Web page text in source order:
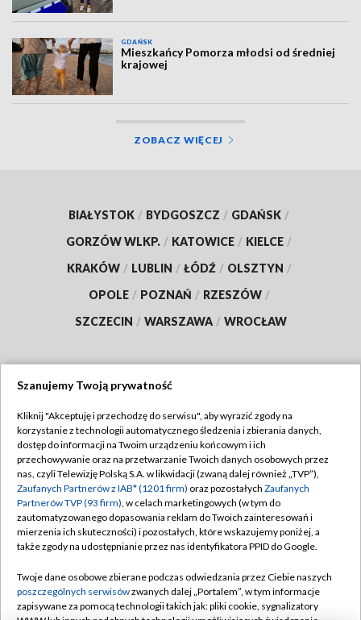
GDAŃSK
Mieszkańcy Pomorza młodsi od średniej
krajowej
ZOBACZ WIĘCEJ
BIAŁYSTOK / BYDGOSZCZ / GDAŃSK /
GORZÓW WLKP. / KATOWICE / KIELCE /
KRAKÓW / LUBLIN / ŁÓDŹ / OLSZTYN /
OPOLE / POZNAŃ / RZESZÓW /
SZCZECIN / WARSZAWA / WROCŁAW
TVP
Abonament TVP
Emisja w TVP
Centrum informacji TVP
Naziemna Telewizja Cyfrowa
Rada Programowa
System NOS
Regulamin TVP
Polityka prywatności
Moje zgody
Pomoc
Kontakt
Szanujemy Twoją prywatność
Kliknij "Akceptuję i przechodzę do serwisu", aby wyrazić zgody na
korzystanie z technologii automatycznego śledzenia i zbierania danych,
dostęp do informacji na Twoim urządzeniu końcowym i ich
przechowywanie oraz na przetwarzanie Twoich danych osobowych przez
nas, czyli Telewizję Polską S.A. w likwidacji (zwaną dalej również „TVP”),
Zaufanych Partnerów z IAB* (1201 firm) oraz pozostałych Zaufanych
Partnerów TVP (93 firm), w celach marketingowych (w tym do
zautomatyzowanego dopasowania reklam do Twoich zainteresowań i
mierzenia ich skuteczności) i pozostałych, które wskazujemy poniżej, a
także zgody na udostępnianie przez nas identyfikatora PPID do Google.
Twoje dane osobowe zbierane podczas odwiedzania przez Ciebie naszych
poszczególnych serwisówzwanych dalej „Portalem”, w tym informacje
zapisywane za pomocą technologii takich jak: pliki cookie, sygnalizatory